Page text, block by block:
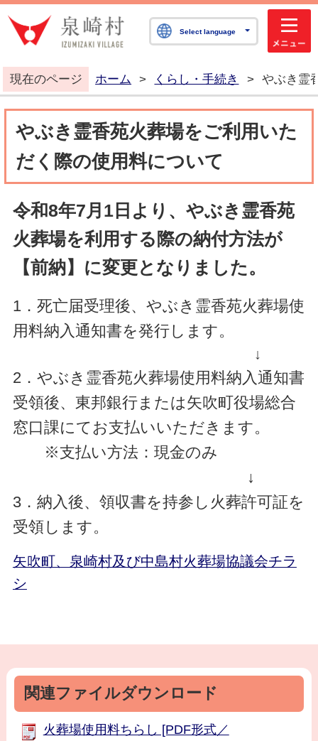
泉崎村公式ホームペ
Select language
現在のページ ホーム > くらし・手続き > やぶき霊
やぶき霊香苑火葬場をご利用いた
だく際の使用料について
令和8年7月1日より、やぶき霊香苑
火葬場を利用する際の納付方法が
【前納】に変更となりました。
1．死亡届受理後、やぶき霊香苑火葬場使
用料納入通知書を発行します。
↓
2．やぶき霊香苑火葬場使用料納入通知書
受領後、東邦銀行または矢吹町役場総合
窓口課にてお支払いいただきます。
※支払い方法： 現金のみ
↓
3．納入後、領収書を持参し火葬許可証を
受領します。
矢吹町、泉崎村及び中島村火葬場協議会チラ
シ
関連ファイルダウンロード
火葬場使用料ちらし [PDF形式／